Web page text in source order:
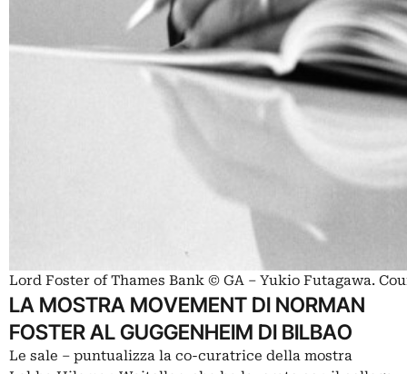
Lord Foster of Thames Bank © GA – Yukio Futagawa.
LA MOSTRA MOVEMENT DI NORMAN
FOSTER AL GUGGENHEIM DI BILBAO
Le sale ‒ puntualizza la co-curatrice della mostra